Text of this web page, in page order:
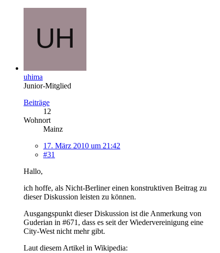
uhima
Junior-Mitglied
Beiträge
12
Wohnort
Mainz
17. März 2010 um 21:42
#31
Hallo,
ich hoffe, als Nicht-Berliner einen konstruktiven Beitrag zu
dieser Diskussion leisten zu können.
Ausgangspunkt dieser Diskussion ist die Anmerkung von
Guderian in #671, dass es seit der Wiedervereinigung eine
City-West nicht mehr gibt.
Laut diesem Artikel in Wikipedia: